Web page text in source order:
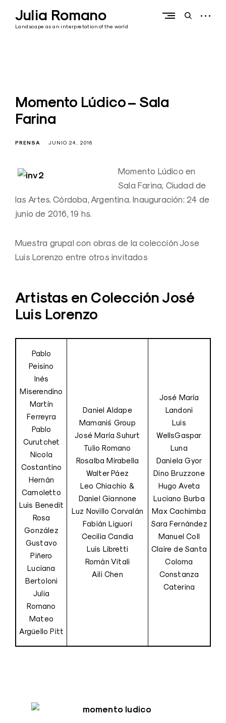
contentJulia Romano
Landscape as an interpretation of the world
openopen
Momento Lúdico – Sala
Farina
PRENSA JUNIO 24, 2016
Momento Lúdico en
Sala Farina, Ciudad de
las Artes. Córdoba, Argentina. Inauguración: 24 de
junio de 2016, 19 hs.
Muestra grupal con obras de la colección Jose
Luis Lorenzo entre otros invitados
Artistas en Colección José
Luis Lorenzo
Pablo
Peisino
Inés
Miserendino
Martín
Ferreyra
Pablo
Curutchet
Nicola
Costantino
Hernán
Camoletto
Luis Benedit
Rosa
González
Gustavo
Piñero
Luciana
Bertoloni
Julia
Romano
Mateo
Argüello Pitt
Daniel Aldape
Mamani´s Group
José María Suhurt
Tulio Romano
Rosalba Mirabella
Walter Páez
Leo Chiachio &
Daniel Giannone
Luz Novillo Corvalán
Fabián Liguori
Cecilia Candia
Luis Libretti
Román Vitali
Aili Chen
José María
Landoni
Luis
WellsGaspar
Luna
Daniela Gyor
Dino Bruzzone
Hugo Aveta
Luciano Burba
Max Cachimba
Sara Fernández
Manuel Coll
Claire de Santa
Coloma
Constanza
Caterina